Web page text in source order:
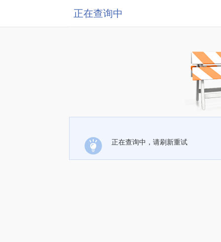
正在查询中
正在查询中，请刷新重试